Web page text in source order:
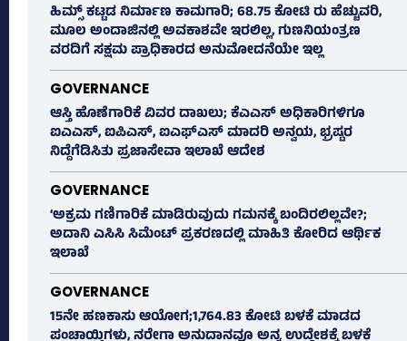
ಹಿಮ್ಸ್‌ ಕಟ್ಟಡ ನಿರ್ಮಾಣ ಕಾಮಗಾರಿ; 68.75 ಕೋಟಿ ರು ಹೆಚ್ಚುವರಿ,
ಮೂಲ ಅಂದಾಜಿನಲ್ಲಿ ಅವಕಾಶವೇ ಇರಲಿಲ್ಲ, ಗುಣನಿಯಂತ್ರಣ
ವರದಿಗೆ ಸಕ್ಷಮ ಪ್ರಾಧಿಕಾರದ ಅನುಮೋದನೆಯೇ ಇಲ್ಲ
GOVERNANCE
ಆಸ್ತಿ ಹೊಣೆಗಾರಿಕೆ ವಿವರ ದಾಖಲು; ಕೆಎಎಸ್ ಅಧಿಕಾರಿಗಳಿಗೂ
ಐಎಎಸ್‌, ಐಪಿಎಸ್‌, ಐಎಫ್‌ಎಸ್‌ ಮಾದರಿ ಅನ್ವಯ, ಭ್ರಷ್ಟರ
ನಿದ್ದೆಗೆಡಿಸಿತು ಪ್ರಜಾಸೇವಾ ಇಲಾಖೆ ಆದೇಶ
GOVERNANCE
‘ಅಕ್ರಮ ಗಣಿಗಾರಿಕೆ ಮಾಡಿರುವುದು ಗಮನಕ್ಕೆ ಬಂದಿರಲಿಲ್ಲವೇ?;
ಅದಾನಿ ಎಸಿಸಿ ಸಿಮೆಂಟ್ ಪ್ರಕರಣದಲ್ಲಿ ಮಾಹಿತಿ ಕೋರಿದ ಆರ್ಥಿಕ
ಇಲಾಖೆ
GOVERNANCE
15ನೇ ಹಣಕಾಸು ಆಯೋಗ;1,764.83 ಕೋಟಿ ಬಳಕೆ ಮಾಡದ